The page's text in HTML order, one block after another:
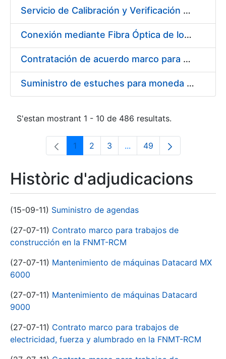
Servicio de Calibración y Verificación Externa de los Equipos de Medición del Servicio de Prevención de la FNMT-RCM
Conexión mediante Fibra Óptica de los Centros de Proceso de Datos (CPDs) de las sedes de la FNMT-RCM de Burgos y Madrid
Contratación de acuerdo marco para el Suministro de Material de Electricidad para la Fábrica Nacional de Moneda y Timbre-Real Casa de la Moneda en su centro de trabajo de Burgos
Suministro de estuches para moneda de 30 €
S'estan mostrant 1 - 10 de 486 resultats.
Pàgina
1 Pàgina
2 Pàgina
3 ...Pàgines intermèdies
Pàgina
49
Històric d'adjudicacions
(15-09-11) Suministro de agendas
(27-07-11) Contrato marco para trabajos de
construcción en la FNMT-RCM
(27-07-11) Mantenimiento de máquinas Datacard MX
6000
(27-07-11) Mantenimiento de máquinas Datacard
9000
(27-07-11) Contrato marco para trabajos de
electricidad, fuerza y alumbrado en la FNMT-RCM